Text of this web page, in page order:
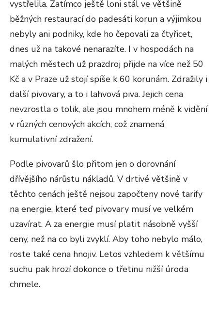
vystřelila. Zatímco ještě loni stál ve většině
běžných restaurací do padesáti korun a výjimkou
nebyly ani podniky, kde ho čepovali za čtyřicet,
dnes už na takové nenarazíte. I v hospodách na
malých městech už prazdroj přijde na více než 50
Kč a v Praze už stojí spíše k 60 korunám. Zdražily i
další pivovary, a to i lahvová piva. Jejich cena
nevzrostla o tolik, ale jsou mnohem méně k vidění
v různých cenových akcích, což znamená
kumulativní zdražení.
Podle pivovarů šlo přitom jen o dorovnání
dřívějšího nárůstu nákladů. V drtivé většině v
těchto cenách ještě nejsou započteny nové tarify
na energie, které teď pivovary musí ve velkém
uzavírat. A za energie musí platit násobně vyšší
ceny, než na co byli zvyklí. Aby toho nebylo málo,
roste také cena hnojiv. Letos vzhledem k většímu
suchu pak hrozí dokonce o třetinu nižší úroda
chmele.